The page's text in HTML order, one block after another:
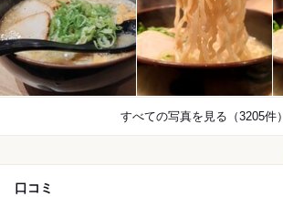
すべての写真を見る（3205件）
口コミ